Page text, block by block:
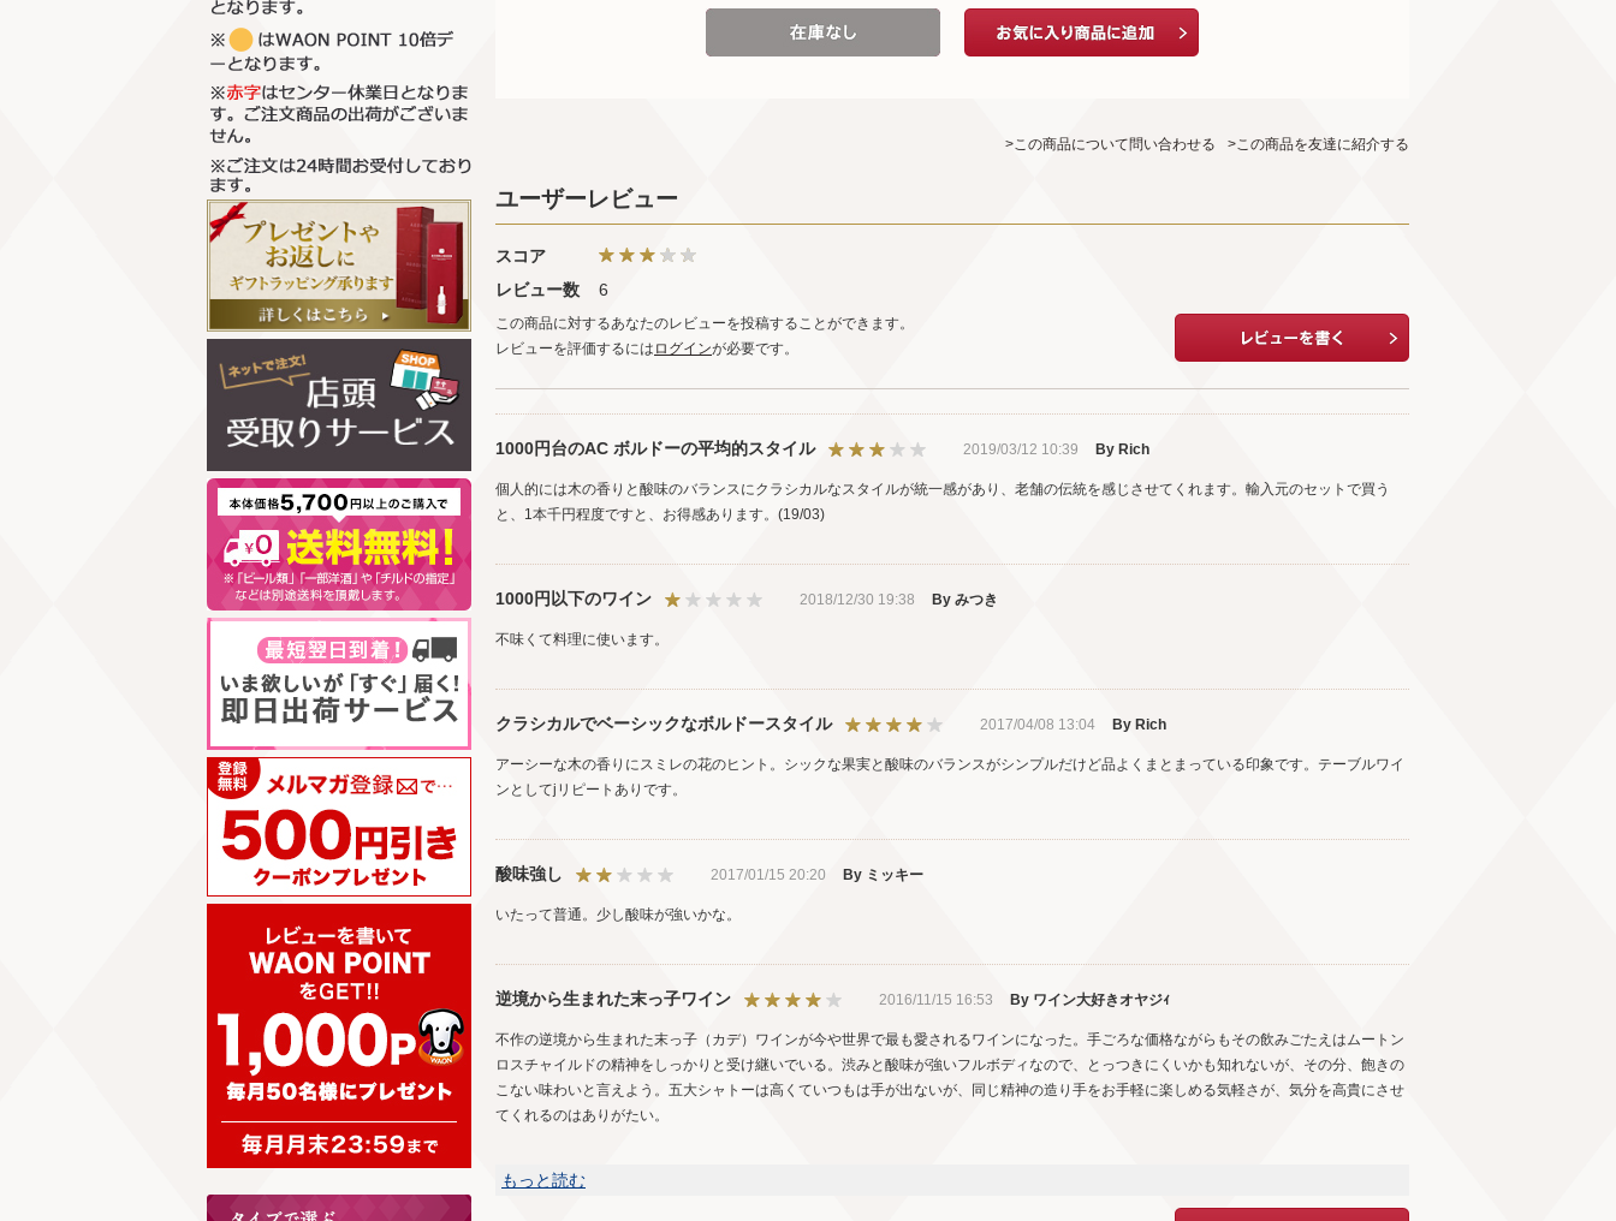
>この商品について問い合わせる >この商品を友達に紹介する
ユーザーレビュー
スコア
レビュー数
6
この商品に対するあなたのレビューを投稿することができます。
レビューを評価するには ログインが必要です。
1000円台のAC ボルドーの平均的スタイル 2019/03/12 10:39 By Rich
個人的には木の香りと酸味のバランスにクラシカルなスタイルが統一感があり、老舗の伝統を感じさせてくれます。輸入元のセットで買う
と、1本千円程度ですと、お得感あります。(19/03)
1000円以下のワイン 2018/12/30 19:38 By みつき
不味くて料理に使います。
クラシカルでベーシックなボルドースタイル 2017/04/08 13:04 By Rich
アーシーな木の香りにスミレの花のヒント。シックな果実と酸味のバランスがシンプルだけど品よくまとまっている印象です。テーブルワイ
ンとしてjリピートありです。
酸味強し 2017/01/15 20:20 By ミッキー
いたって普通。少し酸味が強いかな。
逆境から生まれた末っ子ワイン 2016/11/15 16:53 By ワイン大好きオヤジｨ
不作の逆境から生まれた末っ子（カデ）ワインが今や世界で最も愛されるワインになった。手ごろな価格ながらもその飲みごたえはムートン
ロスチャイルドの精神をしっかりと受け継いでいる。渋みと酸味が強いフルボディなので、とっつきにくいかも知れないが、その分、飽きの
こない味わいと言えよう。五大シャトーは高くていつもは手が出ないが、同じ精神の造り手をお手軽に楽しめる気軽さが、気分を高貴にさせ
てくれるのはありがたい。
もっと読む